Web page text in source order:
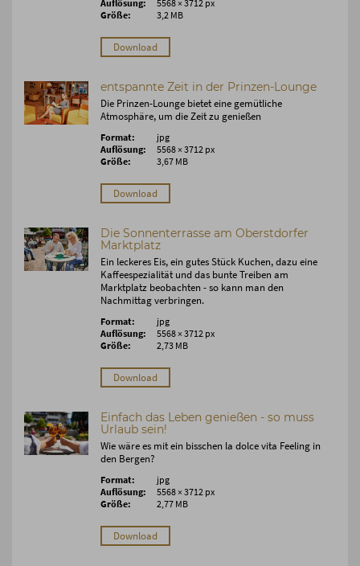
Auflösung:
5568 × 3712 px
Größe:
3,2 MB
Download
entspannte Zeit in der Prinzen-Lounge
Die Prinzen-Lounge bietet eine gemütliche
Atmosphäre, um die Zeit zu genießen
Format:
jpg
Auflösung:
5568 × 3712 px
Größe:
3,67 MB
Download
Die Sonnenterrasse am Oberstdorfer
Marktplatz
Ein leckeres Eis, ein gutes Stück Kuchen, dazu eine
Kaffeespezialität und das bunte Treiben am
Marktplatz beobachten - so kann man den
Nachmittag verbringen.
Format:
jpg
Auflösung:
5568 × 3712 px
Größe:
2,73 MB
Download
Einfach das Leben genießen - so muss
Urlaub sein!
Wie wäre es mit ein bisschen la dolce vita Feeling in
den Bergen?
Format:
jpg
Auflösung:
5568 × 3712 px
Größe:
2,77 MB
Download